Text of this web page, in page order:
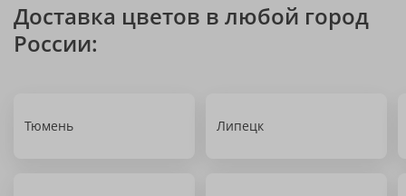
Доставка цветов в любой город
России:
Тюмень Липецк